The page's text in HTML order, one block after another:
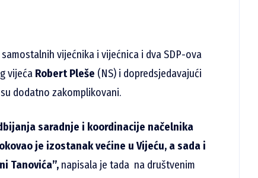
vijećnika i vijećnica i dva SDP-ova
vijeća Robert Pleše (NS) i dopredsjedavajući
dodatno zakomplikovani.
saradnje i koordinacije načelnika
je izostanak većine u Vijeću, a sada i
Tanovića”, napisala je tada na društvenim